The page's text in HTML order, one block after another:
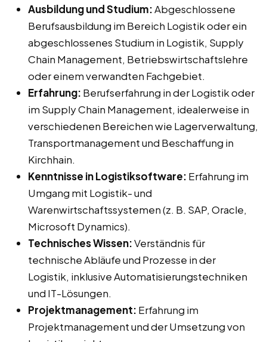
Ausbildung und Studium:Abgeschlossene
Berufsausbildung im Bereich Logistik oder ein
abgeschlossenes Studium in Logistik, Supply
Chain Management, Betriebswirtschaftslehre
oder einem verwandten Fachgebiet.
Erfahrung: Berufserfahrung in der Logistik oder
im Supply Chain Management, idealerweise in
verschiedenen Bereichen wie Lagerverwaltung,
Transportmanagement und Beschaffung in
Kirchhain.
Kenntnisse in Logistiksoftware: Erfahrung im
Umgang mit Logistik- und
Warenwirtschaftssystemen (z. B. SAP, Oracle,
Microsoft Dynamics).
Technisches Wissen:Verständnis für
technische Abläufe und Prozesse in der
Logistik, inklusive Automatisierungstechniken
und IT-Lösungen.
Projektmanagement: Erfahrung im
Projektmanagement und der Umsetzung von